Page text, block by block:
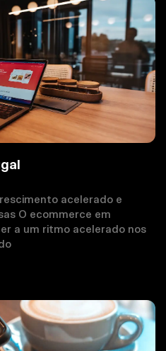
acelerado e
O ecommerce em
a um ritmo acelerado nos